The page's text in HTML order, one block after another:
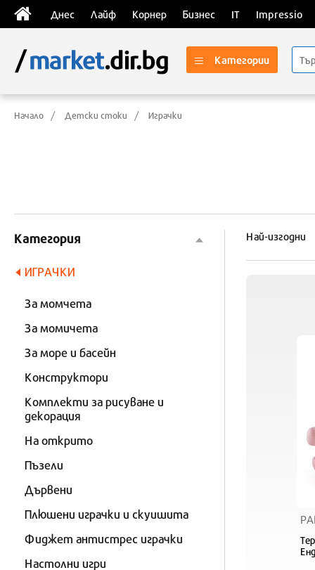
Днес Лайф Корнер Бизнес IT Impressio
Категории
Начало Детски стоки Играчки
Категория
ИГРАЧКИ
За момчета
За момичета
За море и басейн
Конструктори
Комплекти за рисуване и
декорация
На открито
Пъзели
Дървени
Плюшени играчки и скуишита
Фиджет антистрес играчки
Настолни игри
Най-изгодни